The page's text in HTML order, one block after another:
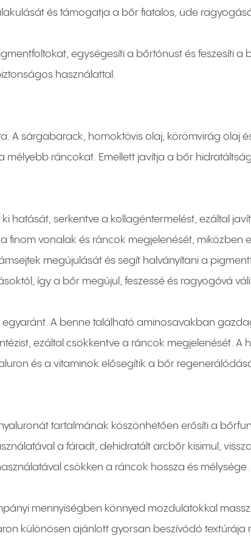
és támogatja a bőr fiatalos, üde
egységesíti a bőrtónust és feszesíti a
használattal.
A sárgabarack, homoktövis olaj, körömvirág olaj
ráncokat. Emellett javítja a bőr
hatását, serkentve a kollagéntermelést, ezáltal
finom vonalak és ráncok megjelenését, miközben
megújulását és segít halványítani a
így a bőr megújul, feszessé és ragyogóvá
egyaránt. A benne található aminosavakban
ezáltal csökkentve a ráncok megjelenését. A
és a vitaminok elősegítik a bőr
tartalmának köszönhetően erősíti a
a fáradt, dehidratált arcbőr kisimul,
csökken a ráncok hossza és mélysége.
mennyiségben könnyed mozdulatokkal
különösen ajánlott gyorsan beszívódó textúrája